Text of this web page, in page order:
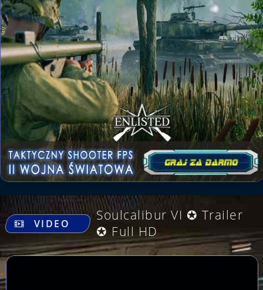
.
VIDEO
Soulcalibur VI ✪ Trailer
✪ Full HD